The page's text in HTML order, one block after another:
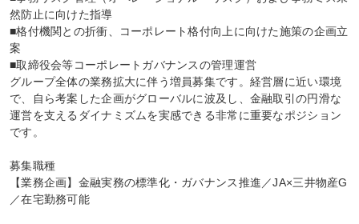
然防止に向けた指導
■格付機関との折衝、コーポレート格付向上に向けた施策の企画立
案
■取締役会等コーポレートガバナンスの管理運営
グループ全体の業務拡大に伴う増員募集です。経営層に近い環境
で、自ら考案した企画がグローバルに波及し、金融取引の円滑な
運営を支えるダイナミズムを実感できる非常に重要なポジション
です。
募集職種
【業務企画】金融実務の標準化・ガバナンス推進／JA×三井物産G
／在宅勤務可能